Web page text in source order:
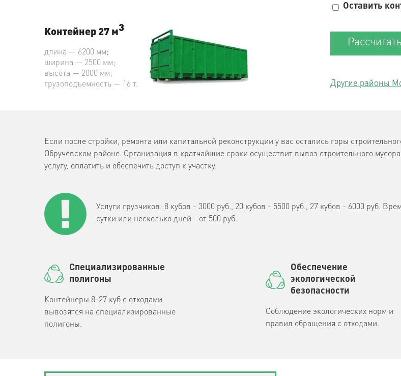
Контейнер 27 м3
длина — 6200 мм;
ширина — 2500 мм;
высота — 2000 мм;
грузоподъемность — 16 т.
Оставить
Другие районы
Если после стройки, ремонта или капитальной реконструкции у вас остались горы
Обручевском районе. Организация в кратчайшие сроки осуществит вывоз строительного
услугу, оплатить и обеспечить доступ к участку.
Услуги грузчиков: 8 кубов - 3000 руб., 20 кубов - 5500 руб., 27 кубов - 6000 руб.
сутки или несколько дней - от 500 руб.
Специализированные
полигоны
Контейнеры 8-27 куб с отходами
вывозятся на специализированные
полигоны.
Обеспечение
экологической
безопасности
Соблюдение экологических норм и
правил обращения с отходами.